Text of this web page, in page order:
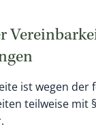
ist wegen der
teilweise mit